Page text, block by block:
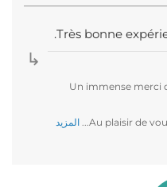
Très bonne
Un immense merci
Au plaisir de
المزيد